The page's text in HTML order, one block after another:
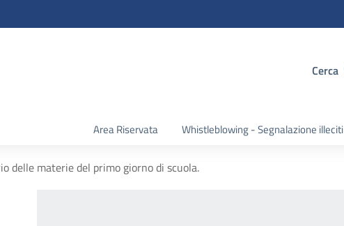
Cerca
Area Riservata Whistleblowing - Segnalazione illeciti
delle materie del primo giorno di scuola.